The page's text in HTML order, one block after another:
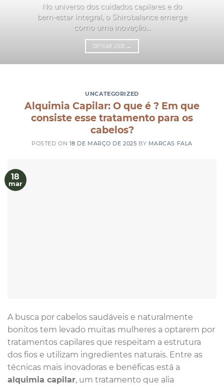
No universo dos cuidados capilares e do
bem-estar integral, o Shirobalance emerge
como uma inovação...
CONTINUAR LENDO →
UNCATEGORIZED
Alquimia Capilar: O que é ? Em que
consiste esse tratamento para os
cabelos?
POSTED ON 18 DE MARÇO DE 2025 BY MARCAS FALA
18
mar
A busca por cabelos saudáveis e naturalmente
bonitos tem levado muitas mulheres a optarem por
tratamentos capilares que respeitam a estrutura
dos fios e utilizam ingredientes naturais. Entre as
técnicas mais inovadoras e benéficas está a
alquimia capilar, um tratamento que alia